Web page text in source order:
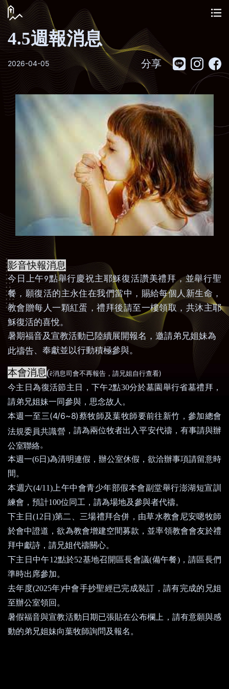
4.5週報消息
2026-04-05 分享
影音快報消息
今日上午9點舉行慶祝主耶穌復活讚美禮拜，並舉行聖
餐，願復活的主永住在我們當中，賜給每個人新生命，
教會贈每人一顆紅蛋，禮拜後請至一樓領取，共沐主耶
穌復活的喜悅。
暑期福音及宣教活動已陸續展開報名 ， 邀請弟兄姐妹為
此禱告、奉獻並以行動積極參與。
本會消息(ê消息司會不再報告，請兄姐自行查看)
今主日為復活節主日，下午2點30分於墓園舉行省墓禮拜，
請弟兄姐妹一同參與，思念故人。
本週一至三(4/6~8)蔡牧師及葉牧師要前往新竹 ，參加總會
法規委員共識營， 請為兩位牧者出入平安代禱， 有事請與辦
公室聯絡。
本週一(6日 )為清明連假，辦公室休假，欲洽辦事項請留意時
間。
本週六(4/11)上午中會青少年部假本會副堂舉行澎湖短宣訓
練會，預計100位同工 ， 請為場地及參與者代禱。
下主日 (12 日 )第二、三場禮拜合併，由草水教會尼安嗯牧師
於會中證道，欲為教會增建空間募款，並率領教會會友於禮
拜中獻詩，請兄姐代禱關心。
下主日中午12點於52基地召開區長會議(備午餐)，請區長們
準時出席參加。
去年度(2025年)中會手抄聖經已完成裝訂，請有完成的兄姐
至辦公室領回。
暑假福音與宣教活動日期已張貼在公布欄上 ， 請有意願與感
動的弟兄姐妹向葉牧師詢問及報名 。